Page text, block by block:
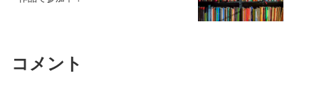
コメント